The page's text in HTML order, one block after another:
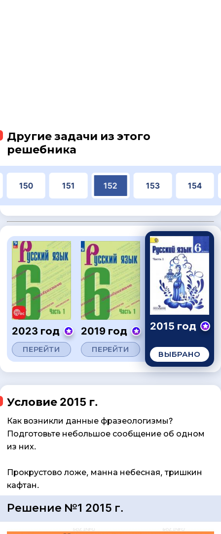
Другие задачи из этого
решебника
150 151 152 153 154
2023 год
ПЕРЕЙТИ
2019 год
ПЕРЕЙТИ
2015 год
ВЫБРАНО
Условие 2015 г.
Как возникли данные фразеологизмы?
Подготовьте небольшое сообщение об одном
из них.
Прокрустово ложе, манна небесная, тришкин
кафтан.
Решение №1 2015 г.